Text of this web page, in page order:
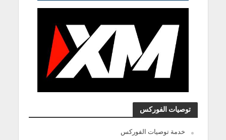
توصيات الفوركس
خدمة توصيات الفوركس